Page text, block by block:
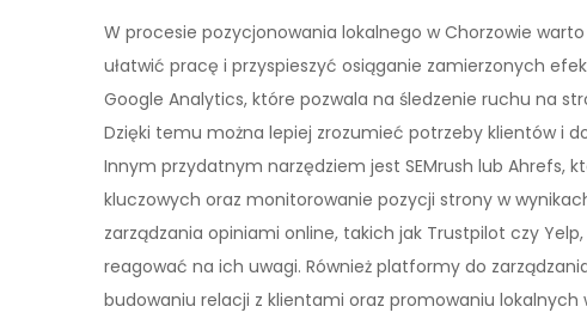
W procesie pozycjonowania lokalnego w Chorzowie
ułatwić pracę i przyspieszyć osiąganie zamierzonych
Google Analytics, które pozwala na śledzenie ruchu na
Dzięki temu można lepiej zrozumieć potrzeby klientów i
Innym przydatnym narzędziem jest SEMrush lub Ahrefs,
kluczowych oraz monitorowanie pozycji strony w
zarządzania opiniami online, takich jak Trustpilot czy
reagować na ich uwagi. Również platformy do
budowaniu relacji z klientami oraz promowaniu